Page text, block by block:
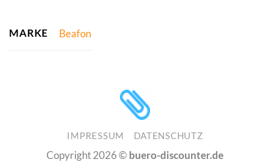
MARKE Beafon
IMPRESSUM DATENSCHUTZ
Copyright 2026 © buero-discounter.de